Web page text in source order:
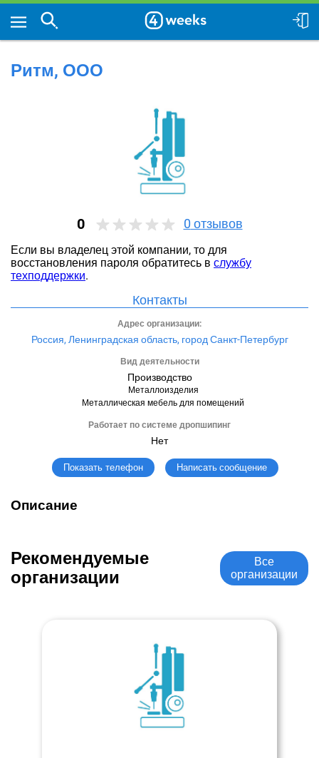
Ритм, ООО
0 0 отзывов
Если вы владелец этой компании, то для
восстановления пароля обратитесь в службу
техподдержки.
Контакты
Адрес организации:
Россия, Ленинградская область, город Санкт-Петербург
Вид деятельности
Производство
Металлоизделия
Металлическая мебель для помещений
Работает по системе дропшипинг
Нет
Показать телефон Написать сообщение
Описание
Рекомендуемые
организации
Все
организации